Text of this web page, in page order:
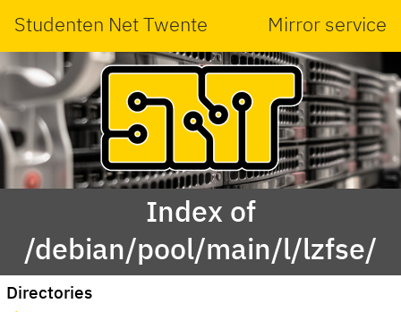
Studenten Net Twente Mirror service
Index of
/debian/pool/main/l/lzfse/
Directories